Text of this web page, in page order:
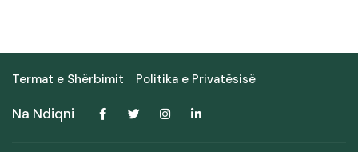
Termat e Shërbimit Politika e Privatësisë
Na Ndiqni